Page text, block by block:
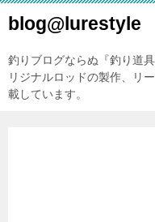
blog@lurestyle
釣りブログならぬ『釣り道
リジナルロッドの製作、リ
載しています。